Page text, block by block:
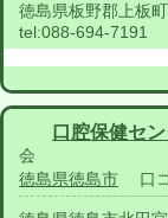
徳島県板野郡上板
tel:088-694-7191
口腔保健セ
会
徳島県徳島市 口